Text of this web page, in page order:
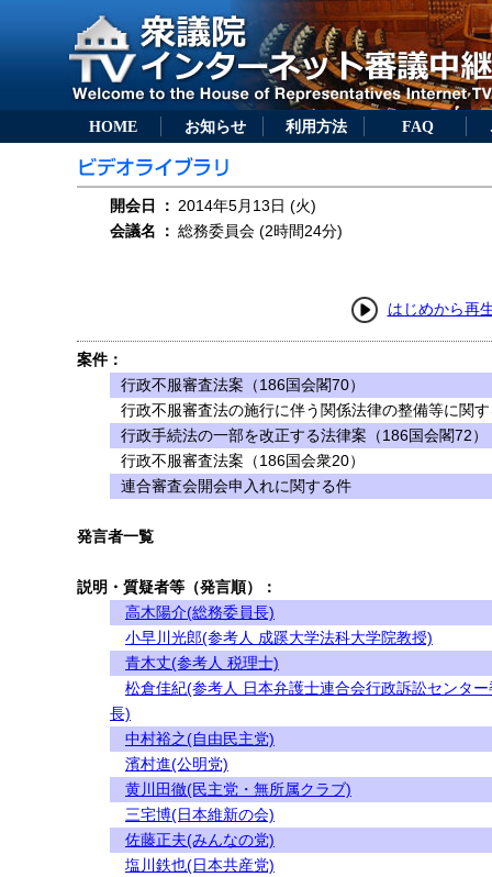
HOME お知らせ 利用方法 FAQ
開会日 ： 2014年5月13日 (火)
会議名
： 総務委員会 (2時間24分)
はじめから再
案件：
行政不服審査法案（186国会閣70）
行政不服審査法の施行に伴う関係法律の整備等に関
行政手続法の一部を改正する法律案（186国会閣72）
行政不服審査法案（186国会衆20）
連合審査会開会申入れに関する件
発言者一覧
説明・質疑者等（発言順）：
高木陽介(総務委員長)
小早川光郎(参考人 成蹊大学法科大学院教授)
青木丈(参考人 税理士)
松倉佳紀(参考人 日本弁護士連合会行政訴訟センター
長)
中村裕之(自由民主党)
濱村進(公明党)
黄川田徹(民主党・無所属クラブ)
三宅博(日本維新の会)
佐藤正夫(みんなの党)
塩川鉄也(日本共産党)